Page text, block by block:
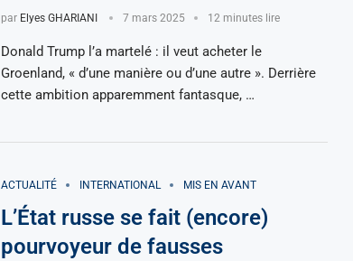
par Elyes GHARIANI 7 mars 2025 12 minutes lire
Donald Trump l’a martelé : il veut acheter le
Groenland, « d’une manière ou d’une autre ». Derrière
cette ambition apparemment fantasque, …
ACTUALITÉ INTERNATIONAL MIS EN AVANT
L’État russe se fait (encore)
pourvoyeur de fausses